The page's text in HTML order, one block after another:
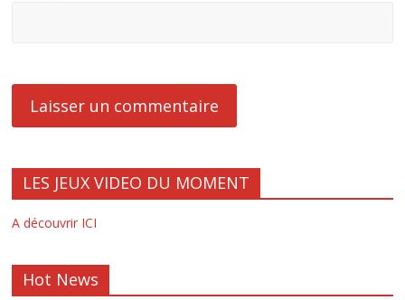
LES JEUX VIDEO DU MOMENT
A découvrir ICI
Hot News